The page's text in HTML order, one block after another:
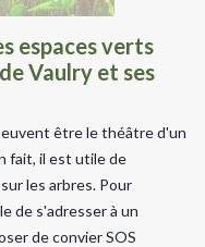
espaces verts
Vaulry et ses
être le théâtre d'un
fait, il est utile de
les arbres. Pour
de s'adresser à un
de convier SOS